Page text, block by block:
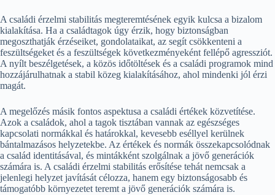
A családi érzelmi stabilitás megteremtésének egyik kulcsa a bizalom
kialakítása. Ha a családtagok úgy érzik, hogy biztonságban
megoszthatják érzéseiket, gondolataikat, az segít csökkenteni a
feszültségeket és a feszültségek következményeként fellépő agressziót.
A nyílt beszélgetések, a közös időtöltések és a családi programok mind
hozzájárulhatnak a stabil közeg kialakításához, ahol mindenki jól érzi
magát.
A megelőzés másik fontos aspektusa a családi értékek közvetítése.
Azok a családok, ahol a tagok tisztában vannak az egészséges
kapcsolati normákkal és határokkal, kevesebb eséllyel kerülnek
bántalmazásos helyzetekbe. Az értékek és normák összekapcsolódnak
a család identitásával, és mintákként szolgálnak a jövő generációk
számára is. A családi érzelmi stabilitás erősítése tehát nemcsak a
jelenlegi helyzet javítását célozza, hanem egy biztonságosabb és
támogatóbb környezetet teremt a jövő generációk számára is.